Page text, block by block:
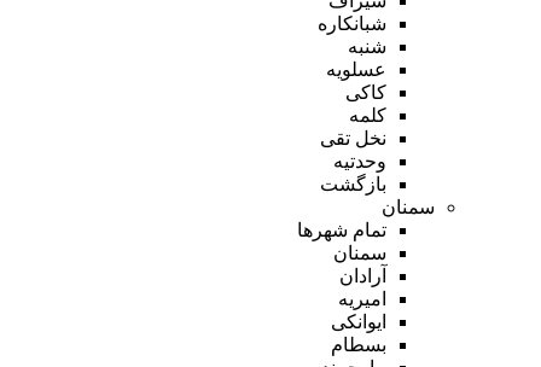
شبانکاره
شنبه
عسلویه
کاکی
کلمه
نخل تقی
وحدتیه
بازگشت
سمنان
تمام شهر‌ها
سمنان
آرادان
امیریه
ایوانکی
بسطام